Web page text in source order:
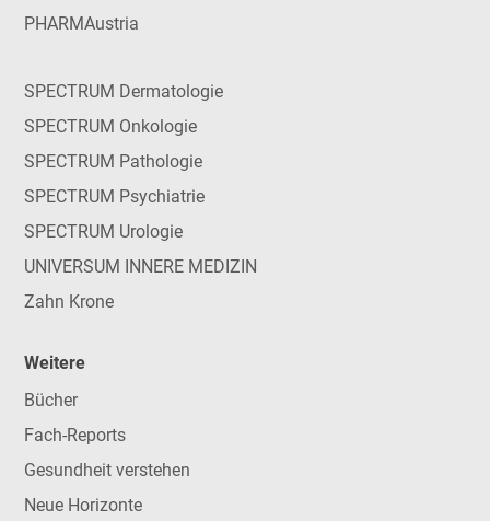
PHARMAustria
SPECTRUM Dermatologie
SPECTRUM Onkologie
SPECTRUM Pathologie
SPECTRUM Psychiatrie
SPECTRUM Urologie
UNIVERSUM INNERE MEDIZIN
Zahn Krone
Weitere
Bücher
Fach-Reports
Gesundheit verstehen
Neue Horizonte